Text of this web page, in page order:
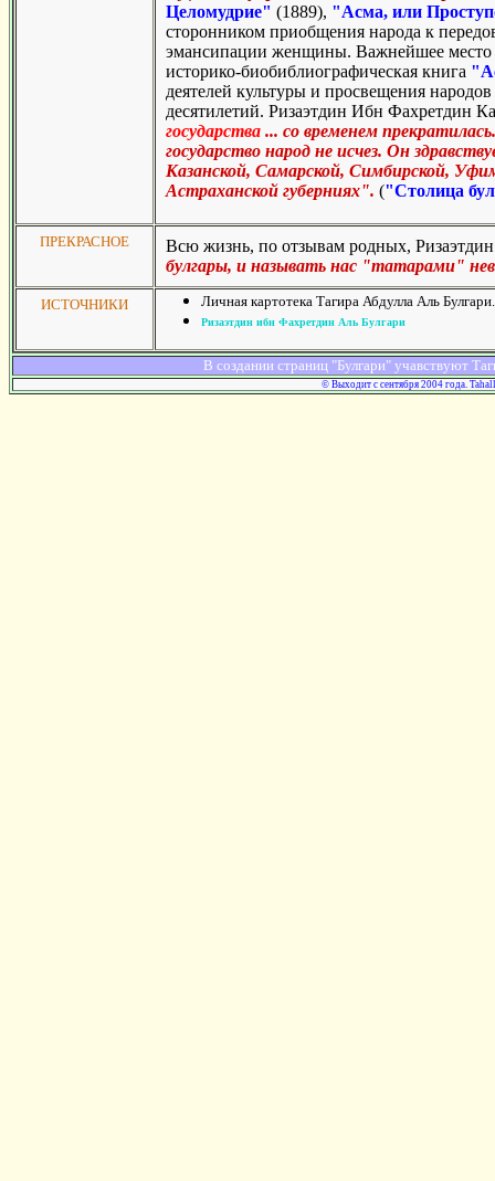
Целомудрие" (1889), "Асма, или
сторонником приобщения народа к
эмансипации женщины. Важнейшее место
историко-биобиблиографическая книга
деятелей культуры и просвещения
десятилетий. Ризаэтдин Ибн Фахретдин
государства ... со временем
государство народ не исчез. Он
Казанской, Самарской, Симбирской,
Астраханской губерниях". ("Столица
ПРЕКРАСНОЕ
Всю жизнь, по отзывам родных, Ризаэтдин
булгары, и называть нас "татарами"
ИСТОЧНИКИ Личная картотека Тагира Абдулла Аль Булгари.
Ризаэтдин ибн Фахретдин Аль Булгари
В создании страниц "Булгари" учавствуют
© Выходит с сентября 2004 года.